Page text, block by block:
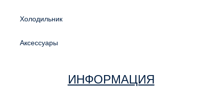
Холодильник
Аксессуары
ИНФОРМАЦИЯ